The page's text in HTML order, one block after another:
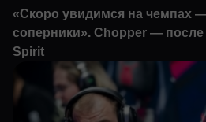
«Скоро увидимся на чемпах
соперники». Chopper — после
Spirit